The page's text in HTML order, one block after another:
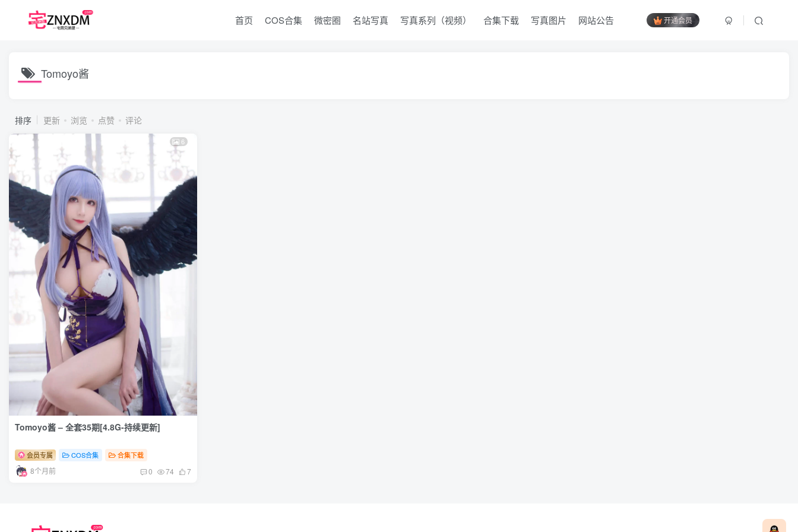
开通会员
首页 COS合集 微密圈 名站写真 写真系列（视频） 合集下载 写真图片 网站公告
Tomoyo酱
排序 更新 浏览 点赞 评论
6
Tomoyo酱 – 全套35期[4.8G-持续更新]
会员专属 COS合集 合集下载
8个月前 0 74 7